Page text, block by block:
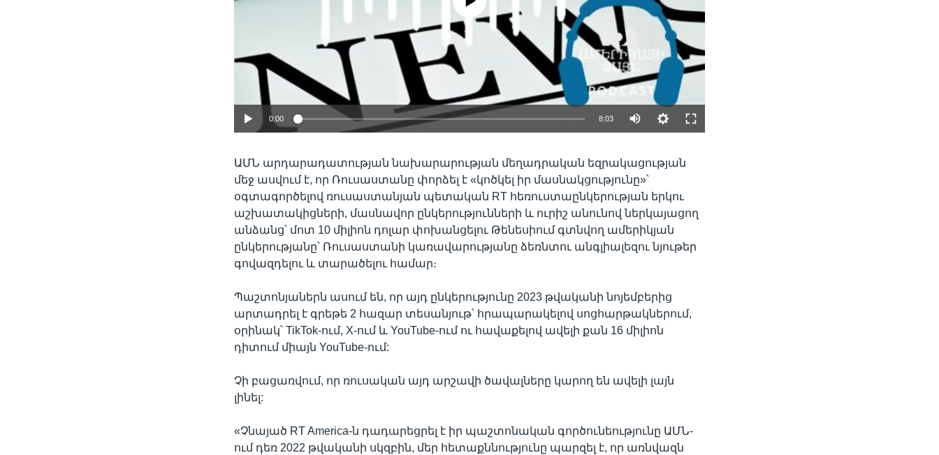
EMBED
0:00 8:03
ԱՄՆ արդարադատության նախարարության մեղադրական եզրակացության
մեջ ասվում է, որ Ռուսաստանը փորձել է «կոծկել իր մասնակցությունը»՝
օգտագործելով ռուսաստանյան պետական RT հեռուստաընկերության երկու
աշխատակիցների, մասնավոր ընկերությունների և ուրիշ անունով ներկայացող
անձանց՝ մոտ 10 միլիոն դոլար փոխանցելու Թենեսիում գտնվող ամերիկյան
ընկերությանը՝ Ռուսաստանի կառավարությանը ձեռնտու անգլիալեզու նյութեր
գովազդելու և տարածելու համար։
Պաշտոնյաներն ասում են, որ այդ ընկերությունը 2023 թվականի նոյեմբերից
արտադրել է գրեթե 2 հազար տեսանյութ՝ հրապարակելով սոցհարթակներում,
օրինակ՝ TikTok-ում, X-ում և YouTube-ում ու հավաքելով ավելի քան 16 միլիոն
դիտում միայն YouTube-ում:
Չի բացառվում, որ ռուսական այդ արշավի ծավալները կարող են ավելի լայն
լինել:
«Չնայած RT America-ն դադարեցրել է իր պաշտոնական գործունեությունը ԱՄՆ-
ում դեռ 2022 թվականի սկզբին, մեր հետաքննությունը պարզել է, որ առնվազն